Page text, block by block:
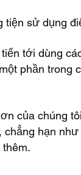
sử dụng
tới dùng
phần trong
của chúng
chẳng hạn
thêm.